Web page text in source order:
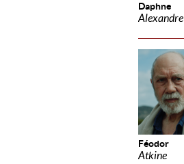
Daphne
Alexandre
Féodor
Atkine